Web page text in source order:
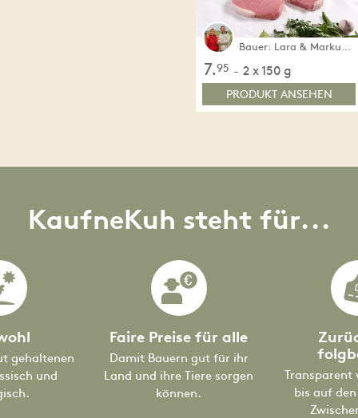
Bauer: Lara & Markus Jenner
7.95 - 2 x 150 g
PRODUKT ANSEHEN
KaufneKuh steht für...
gehaltenen
und
Faire Preise für alle
Damit Bauern gut für ihr
Land und ihre Tiere sorgen
können.
Transparent
bis auf